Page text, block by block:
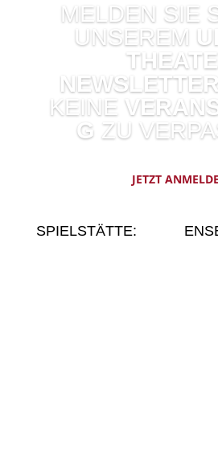
MELDEN SIE
UNSEREM
NEWSLETTER
KEINE
G ZU
JETZT
SPIELSTÄTTE: